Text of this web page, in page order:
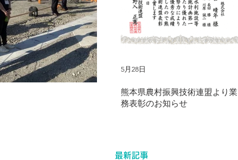
熊本県農村振興技術連盟より業
務表彰のお知らせ
5月28日
最新記事